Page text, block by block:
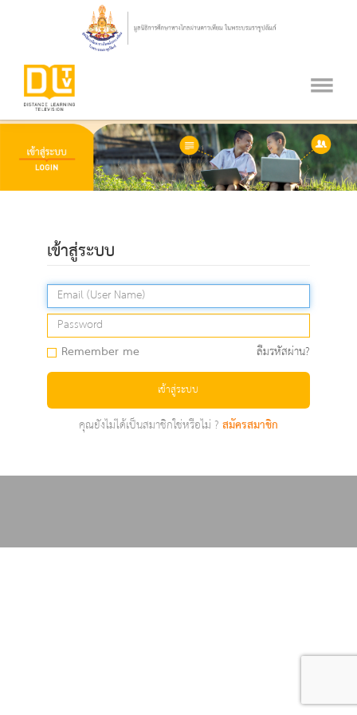
เข้าสู่ระบบ
Remember me ลืมรหัสผ่าน?
เข้าสู่ระบบ
คุณยังไม่ได้เป็นสมาชิกใช่หรือไม่ ?สมัครสมาชิก